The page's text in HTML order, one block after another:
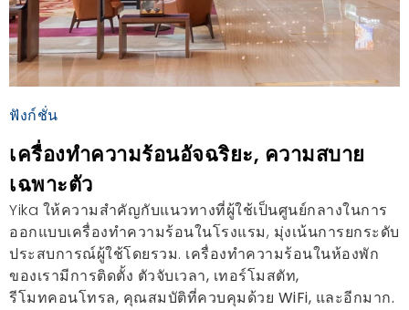
ฟังก์ชั่น
เครื่องทำความร้อนอัจฉริยะ, ความสบาย
เฉพาะตัว
Yika ให้ความสำคัญกับแนวทางที่ผู้ใช้เป็นศูนย์กลางในการ
ออกแบบเครื่องทำความร้อนในโรงแรม, มุ่งเน้นการยกระดับ
ประสบการณ์ผู้ใช้โดยรวม. เครื่องทำความร้อนในห้องพัก
ของเรามีการติดตั้ง ตัวจับเวลา, เทอร์โมสตัท,
รีโมทคอนโทรล, คุณสมบัติที่ควบคุมด้วย WiFi, และอีกมาก.